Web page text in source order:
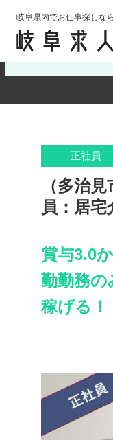
岐阜県内でお仕事探しな
検索条件の
正社員
（多治
員：居
賞与3.0
勤勤務の
稼げる！